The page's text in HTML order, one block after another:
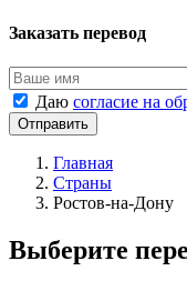
Заказать перевод
Даю согласие на
Отправить
Главная
Страны
Ростов-на-Дону
Выберите